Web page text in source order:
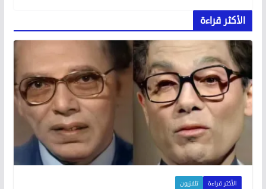
الأكثر قراءة
الأكثر قراءة تلفزيون